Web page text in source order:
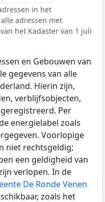
in het
adressen met
het Kadaster van 1 juli
en Gebouwen van
gegevens van alle
Hierin zijn,
verblijfsobjecten,
Per
energielabel zoals
Voorlopige
niet rechtsgeldig;
een geldigheid van
verlopen. In de
De Ronde Venen
zoals het